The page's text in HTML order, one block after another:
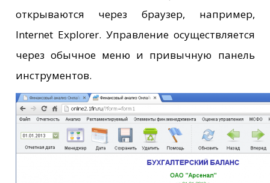
открываются через браузер, например,
Internet Explorer. Управление осуществляется
через обычное меню и привычную панель
инструментов.